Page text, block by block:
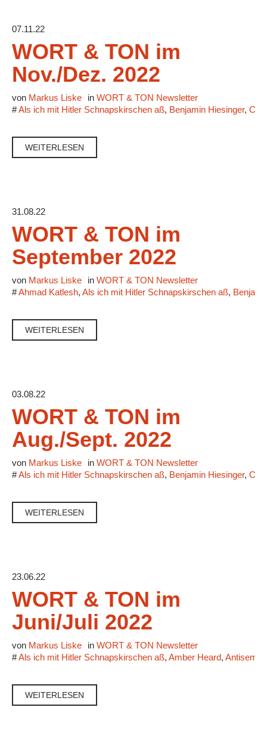
07.11.22
WORT & TON im
Nov./Dez. 2022
von Markus Liske in WORT & TON Newsletter
#Als ich mit Hitler Schnapskirschen aß, Benjamin Hiesinger,
WEITERLESEN
31.08.22
WORT & TON im
September 2022
von Markus Liske in WORT & TON Newsletter
#Ahmad Katlesh, Als ich mit Hitler Schnapskirschen aß,
WEITERLESEN
03.08.22
WORT & TON im
Aug./Sept. 2022
von Markus Liske in WORT & TON Newsletter
#Als ich mit Hitler Schnapskirschen aß, Benjamin Hiesinger,
WEITERLESEN
23.06.22
WORT & TON im
Juni/Juli 2022
von Markus Liske in WORT & TON Newsletter
#Als ich mit Hitler Schnapskirschen aß, Amber Heard,
WEITERLESEN